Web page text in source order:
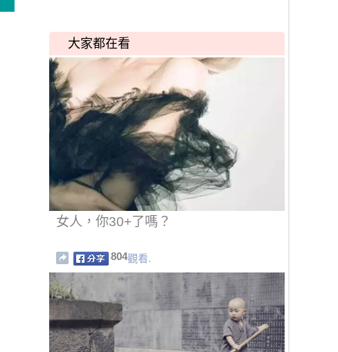
大家都在看
女人，你30+了嗎？
804觀看.